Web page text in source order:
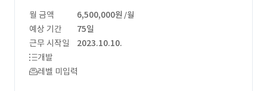
월 금액 6,500,000원 /월
예상 기간
75일
근무 시작일
2023.10.10.
개발
레벨 미입력